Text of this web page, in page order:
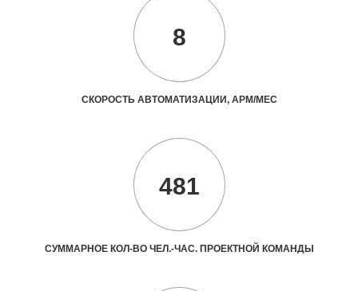
8
СКОРОСТЬ АВТОМАТИЗАЦИИ, АРМ/МЕС
481
СУММАРНОЕ КОЛ-ВО ЧЕЛ.-ЧАС. ПРОЕКТНОЙ КОМАНДЫ